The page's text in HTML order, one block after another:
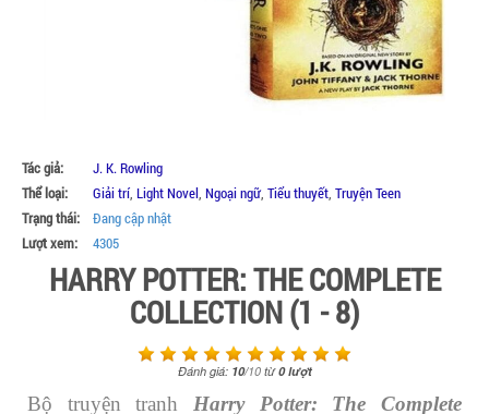
Tác giả:
J. K. Rowling
Thể loại:
Giải trí, Light Novel, Ngoại ngữ, Tiểu thuyết, Truyện Teen
Trạng thái:
Đang cập nhật
Lượt xem:
4305
HARRY POTTER: THE COMPLETE
COLLECTION (1 - 8)
Đánh giá: 10/10từ0lượt
Bộ truyện tranh Harry Potter: The Complete